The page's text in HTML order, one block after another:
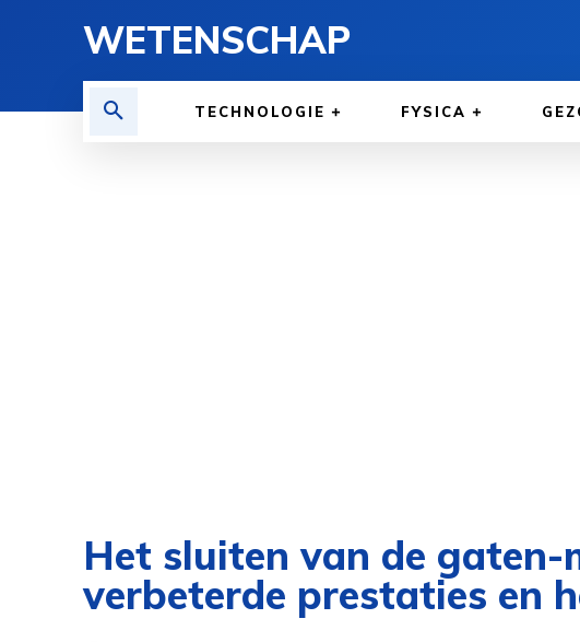
WETENSCHAP
TECHNOLOGIE FYSICA
Het sluiten van de
verbeterde prestaties en